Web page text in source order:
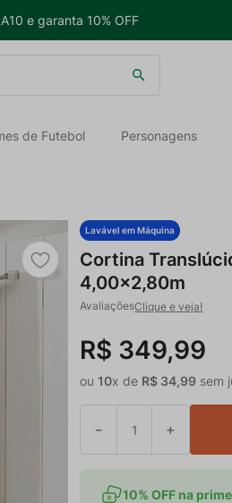
e garanta 10% OFF
de Futebol Personagens
Lavável em Máquina
Cortina
4,00x2,80m
Clique e veja!
R$ 349,99
ou10x de R$ 34,99 sem
＋
－
10% OFF na